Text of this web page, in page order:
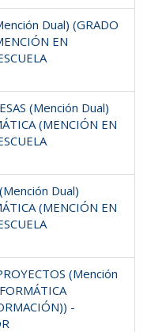
Dual) (GRADO
EN
(Mención Dual)
(MENCIÓN EN
Dual)
(MENCIÓN EN
(Mención
-